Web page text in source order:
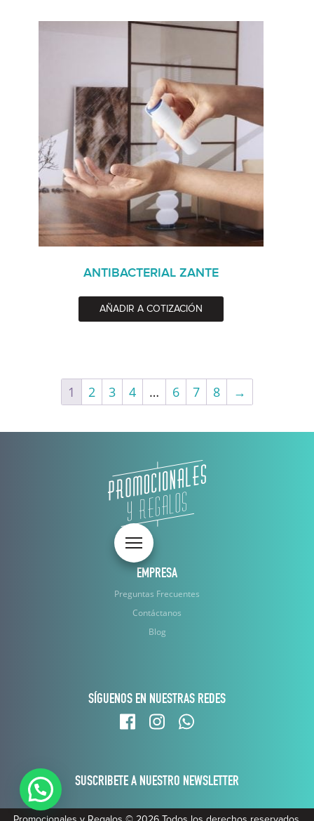
Toggle navigation
ANTIBACTERIAL ZANTE
AÑADIR A COTIZACIÓN
1 2 3 4 … 6 7 8 →
EMPRESA
Preguntas Frecuentes
Contáctanos
Blog
SÍGUENOS EN NUESTRAS REDES
SUSCRIBETE A NUESTRO NEWSLETTER